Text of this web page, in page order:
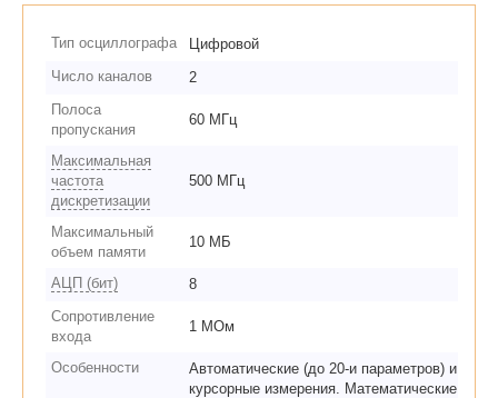
Тип осциллографа
Цифровой
Число каналов
2
Полоса
пропускания
60 МГц
Максимальная
частота
дискретизации
500 МГц
Максимальный
объем памяти
10 МБ
АЦП (бит)
8
Сопротивление
входа
1 МОм
Особенности
Автоматические (до 20-и параметров) и
курсорные измерения. Математические